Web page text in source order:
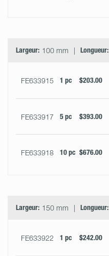
Largeur: 100 mm Longueur:
FE633915 1 pc $203.00
FE633917 5 pc $393.00
FE633918 10 pc $676.00
Largeur: 150 mm Longueur:
FE633922 1 pc $242.00